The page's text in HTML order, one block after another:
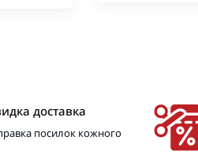
доставка
посилок кожного